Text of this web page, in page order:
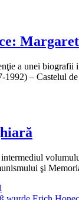
a unei
1992) –
şi